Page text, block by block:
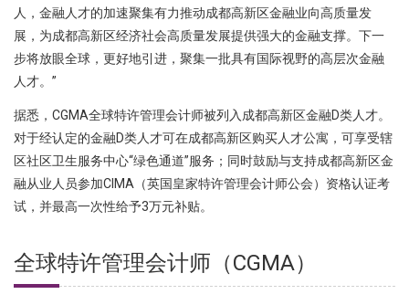
人，金融人才的加速聚集有力推动成都高新区金融业向高质量发
展，为成都高新区经济社会高质量发展提供强大的金融支撑。下一
步将放眼全球，更好地引进，聚集一批具有国际视野的高层次金融
人才。”
据悉，CGMA全球特许管理会计师被列入成都高新区金融D类人才。
对于经认定的金融D类人才可在成都高新区购买人才公寓，可享受辖
区社区卫生服务中心“绿色通道”服务；同时鼓励与支持成都高新区金
融从业人员参加CIMA（英国皇家特许管理会计师公会）资格认证考
试，并最高一次性给予3万元补贴。
全球特许管理会计师（CGMA）